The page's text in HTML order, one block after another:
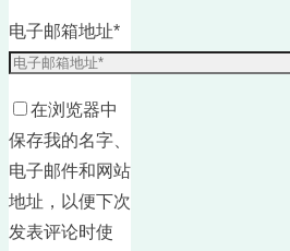
电子邮箱地址*
在浏览器中
保存我的名字、
电子邮件和网站
地址，以便下次
发表评论时使